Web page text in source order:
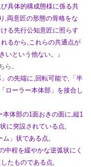
具体的構成態様に係る共
,両意匠の形態の骨格をな
る先行公知意匠に照らす
るから,これらの共通点が
いという他ない。
』
ら。
の先端に,回転可能で,「半
ローラー本体部」を接合し
体部の1面おきの面に,縦1
に突設されている点,
」状である点,
程を緩やかな逆弧状にく
たものである点,